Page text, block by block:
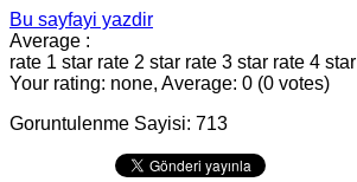
Bu sayfayi yazdir
Average :
rate 1 star rate 2 star rate 3 star rate 4 star
Your rating: none, Average: 0 (0 votes)
Goruntulenme Sayisi: 713